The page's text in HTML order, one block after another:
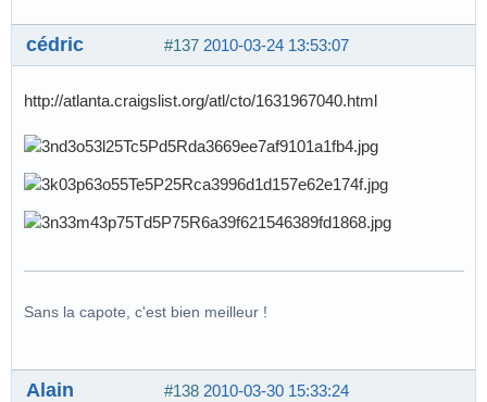
#137 2010-03-24 13:53:07
cédric
http://atlanta.craigslist.org/atl/cto/1631967040.html
Sans la capote, c'est bien meilleur !
#138 2010-03-30 15:33:24
Alain